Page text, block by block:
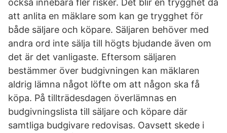
också innebära fler risker. Det blir en trygghet då
att anlita en mäklare som kan ge trygghet för
både säljare och köpare. Säljaren behöver med
andra ord inte sälja till högts bjudande även om
det är det vanligaste. Eftersom säljaren
bestämmer över budgivningen kan mäklaren
aldrig lämna något löfte om att någon ska få
köpa. På tillträdesdagen överlämnas en
budgivningslista till säljare och köpare där
samtliga budgivare redovisas. Oavsett skede i